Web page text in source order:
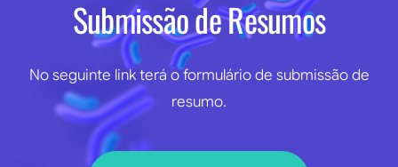
Submissão de Resumos
No seguinte link terá o formulário de submissão de
resumo.